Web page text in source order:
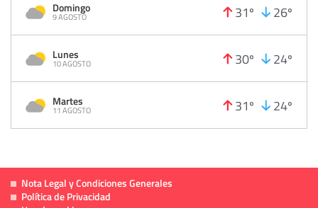
Domingo
9 AGOSTO 31º 26º
Lunes
10 AGOSTO 30º 24º
Martes
11 AGOSTO 31º 24º
Nota Legal y Condiciones Generales
Política de Privacidad